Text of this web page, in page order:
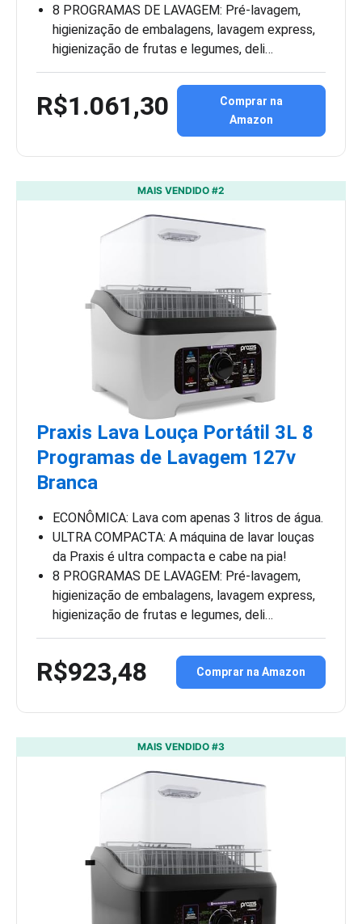
8 PROGRAMAS DE LAVAGEM: Pré-lavagem,
higienização de embalagens, lavagem express,
higienização de frutas e legumes, deli…
R$1.061,30
Comprar na
Amazon
MAIS VENDIDO #2
Praxis Lava Louça Portátil 3L 8
Programas de Lavagem 127v
Branca
ECONÔMICA: Lava com apenas 3 litros de água.
ULTRA COMPACTA: A máquina de lavar louças
da Praxis é ultra compacta e cabe na pia!
8 PROGRAMAS DE LAVAGEM: Pré-lavagem,
higienização de embalagens, lavagem express,
higienização de frutas e legumes, deli…
R$923,48 Comprar na Amazon
MAIS VENDIDO #3